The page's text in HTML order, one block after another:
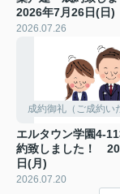
2026年7月26日(日)
2026.07.26
成約御礼（ご成約い
エルタウン学園4-
約致しました！
日(月)
2026.07.20